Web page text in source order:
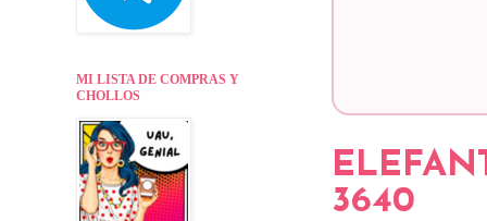
3640
MI LISTA DE COMPRAS Y
CHOLLOS